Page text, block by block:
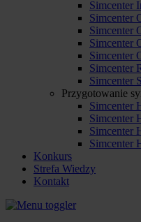
Simcenter
Simcenter
Simcenter
Simcenter
Simcenter
Simcenter
Simcenter
Przygotowanie
Simcenter
Simcenter
Simcenter
Simcenter
Konkurs
Strefa Wiedzy
Kontakt